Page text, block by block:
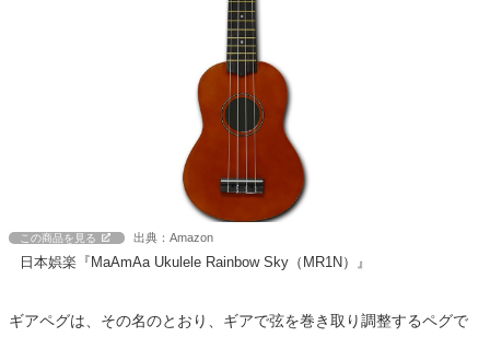
この商品を見る 出典：Amazon
日本娯楽『MaAmAa Ukulele Rainbow Sky（MR1N）』
ギアペグは、その名のとおり、ギアで弦を巻き取り調整するペグで